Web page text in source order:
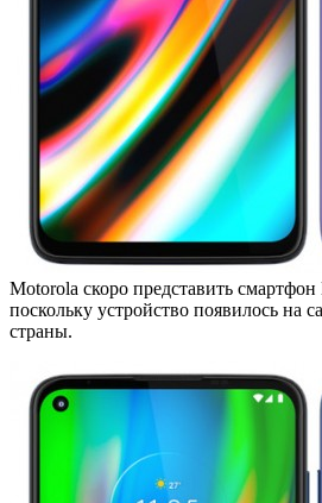
Motorola скоро представить
поскольку устройство появилось на
страны.